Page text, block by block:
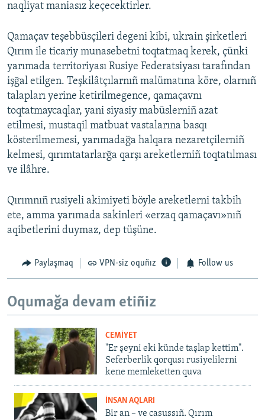
naqliyat maniasız keçecektirler.
Qamaçav teşebbüsçileri degeni kibi, ukrain şirketleri
Qırım ile ticariy munasebetni toqtatmaq kerek, çünki
yarımada territoriyası Rusiye Federatsiyası tarafından
işğal etilgen. Teşkilâtçılarnıñ malümatına köre, olarnıñ
talapları yerine ketirilmegence, qamaçavnı
toqtatmaycaqlar, yani siyasiy mabüslerniñ azat
etilmesi, mustaqil matbuat vastalarına basqı
kösterilmemesi, yarımadağa halqara nezaretçilerniñ
kelmesi, qırımtatarlarğa qarşı areketlerniñ toqtatılması
ve ilâhre.
Qırımnıñ rusiyeli akimiyeti böyle areketlerni takbih
ete, amma yarımada sakinleri «erzaq qamaçavı»nıñ
aqibetlerini duymaz, dep tüşüne.
Paylaşmaq VPN-siz oquñız Follow us
Oqumağa devam etiñiz
CEMİYET
"Er şeyni eki künde taşlap kettim".
Seferberlik qorqusı rusiyelilerni
kene memleketten quva
İNSAN AQLARI
Bir an – ve casussıñ. Qırım